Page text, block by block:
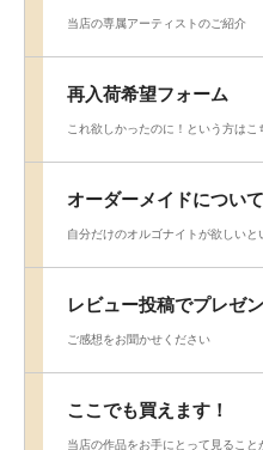
当店の専属アーティストのご紹介
再入荷希望フォーム
これ欲しかったのに！という方はこ
オーダーメイドについて
自分だけのオルゴナイトが欲しいと
レビュー投稿でプレゼ
ご感想をお聞かせください
ここでも買えます！
当店の作品をお手にとって見るこ